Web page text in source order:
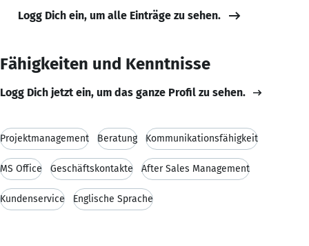
Logg Dich ein, um alle Einträge zu sehen.
Fähigkeiten und Kenntnisse
Logg Dich jetzt ein, um das ganze Profil zu sehen.
Projektmanagement Beratung Kommunikationsfähigkeit
MS Office Geschäftskontakte After Sales Management
Kundenservice Englische Sprache